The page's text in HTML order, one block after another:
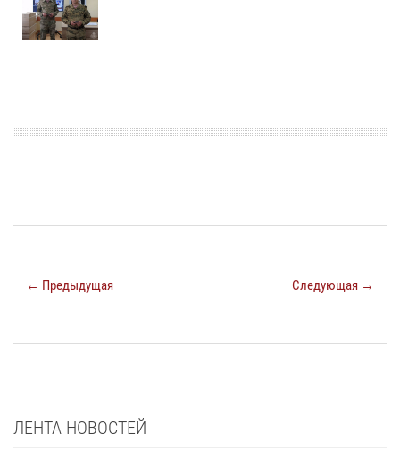
← Предыдущая Следующая →
ЛЕНТА НОВОСТЕЙ